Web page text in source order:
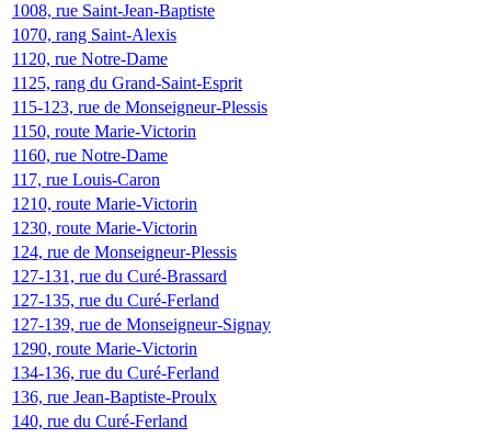
1008, rue Saint-Jean-Baptiste
1070, rang Saint-Alexis
1120, rue Notre-Dame
1125, rang du Grand-Saint-Esprit
115-123, rue de Monseigneur-Plessis
1150, route Marie-Victorin
1160, rue Notre-Dame
117, rue Louis-Caron
1210, route Marie-Victorin
1230, route Marie-Victorin
124, rue de Monseigneur-Plessis
127-131, rue du Curé-Brassard
127-135, rue du Curé-Ferland
127-139, rue de Monseigneur-Signay
1290, route Marie-Victorin
134-136, rue du Curé-Ferland
136, rue Jean-Baptiste-Proulx
140, rue du Curé-Ferland